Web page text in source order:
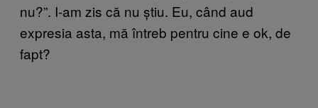
nu?”. I-am zis că nu știu. Eu, când aud
expresia asta, mă întreb pentru cine e ok, de
fapt?